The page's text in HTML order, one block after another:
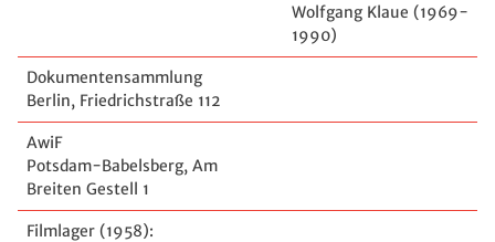
Wolfgang Klaue (1969-
1990)
Dokumentensammlung
Berlin, Friedrichstraße 112
AwiF
Potsdam-Babelsberg, Am
Breiten Gestell 1
Filmlager (1958):